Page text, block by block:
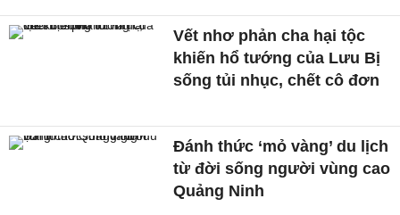
Vết nhơ phản cha hại tộc
khiến hổ tướng của Lưu Bị
sống tủi nhục, chết cô đơn
Đánh thức ‘mỏ vàng’ du lịch
từ đời sống người vùng cao
Quảng Ninh